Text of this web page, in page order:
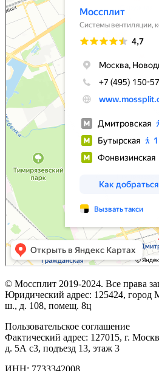
© Моссплит 2019-2024. Все права
Юридический адрес: 125424, город
ш., д. 108, помещ. 8ц
Пользовательское соглашение
Фактический адрес: 127015, г.
д. 5А с3, подъезд 13, этаж 3
ИНН: 7733342008